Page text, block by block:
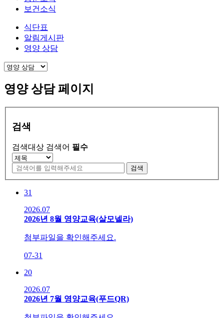
보건소식
식단표
알림게시판
영양 상담
영양 상담 페이지
검색
검색대상 검색어 필수
검색
31
2026.07
2026년 8월 영양교육(살모넬라)
첨부파일을 확인해주세요.
07-31
20
2026.07
2026년 7월 영양교육(푸드QR)